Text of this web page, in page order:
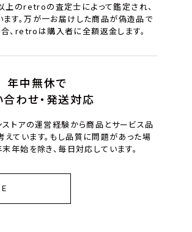
上のretroの査定士によって鑑定され、
す。万が一お届けした商品が偽造品で
、retroは購入者に全額返金します。
年中無休で
合わせ・発送対応
トアの運営経験から商品とサービス品
ています。もし品質に問題があった場
年始を除き、毎日対応しています。